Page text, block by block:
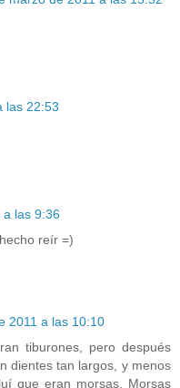
las 22:53
las 9:36
reír =)
2011 a las 10:10
tiburones, pero después
dientes tan largos, y menos
que eran morsas. Morsas